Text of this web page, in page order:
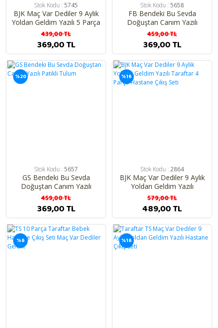
Stok Kodu : 5745
BJK Maç Var Dediler 9 Aylık
Yoldan Geldim Yazılı 5 Parça
Hastane Çıkış Seti
439,00 TL
369,00 TL
Stok Kodu : 5658
FB Bendeki Bu Sevda
Doğuştan Canım Yazılı
Patikli Tulum
459,00 TL
369,00 TL
%20
Stok Kodu : 5657
GS Bendeki Bu Sevda
Doğuştan Canım Yazılı
Patikli Tulum
459,00 TL
369,00 TL
%16
Stok Kodu : 2864
BJK Maç Var Dediler 9 Aylık
Yoldan Geldim Yazılı
Taraftar 4 Parça Hastane
Çıkış Seti
579,00 TL
489,00 TL
%6 %16